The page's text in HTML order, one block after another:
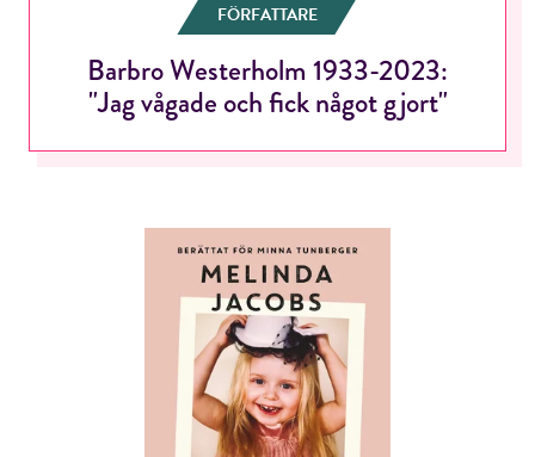
FÖRFATTARE
Barbro Westerholm 1933-2023:
"Jag vågade och fick något gjort"